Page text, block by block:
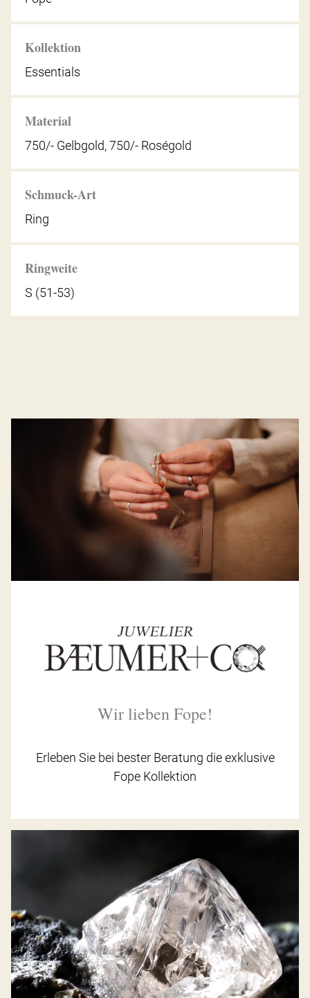
Kollektion
Essentials
Material
750/- Gelbgold, 750/- Roségold
Schmuck-Art
Ring
Ringweite
S (51-53)
Wir lieben Fope!
Erleben Sie bei bester Beratung die exklusive
Fope Kollektion